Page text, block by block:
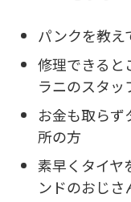
パンクを教え
修理できると
ラニのスタッ
お金も取らず
所の方
素早くタイヤ
ンドのおじさ